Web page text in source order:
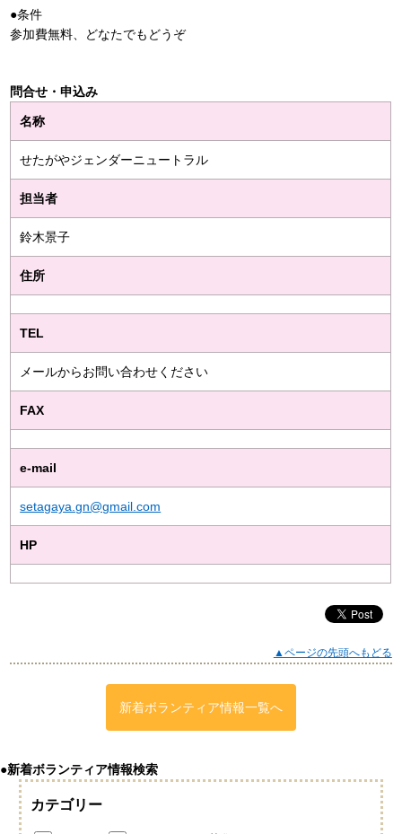
●条件
参加費無料、どなたでもどうぞ
問合せ・申込み
名称
せたがやジェンダーニュートラル
担当者
鈴木景子
住所
TEL
メールからお問い合わせください
FAX
e-mail
setagaya.gn@gmail.com
HP
▲ページの先頭へもどる
新着ボランティア情報一覧へ
●新着ボランティア情報検索
カテゴリー